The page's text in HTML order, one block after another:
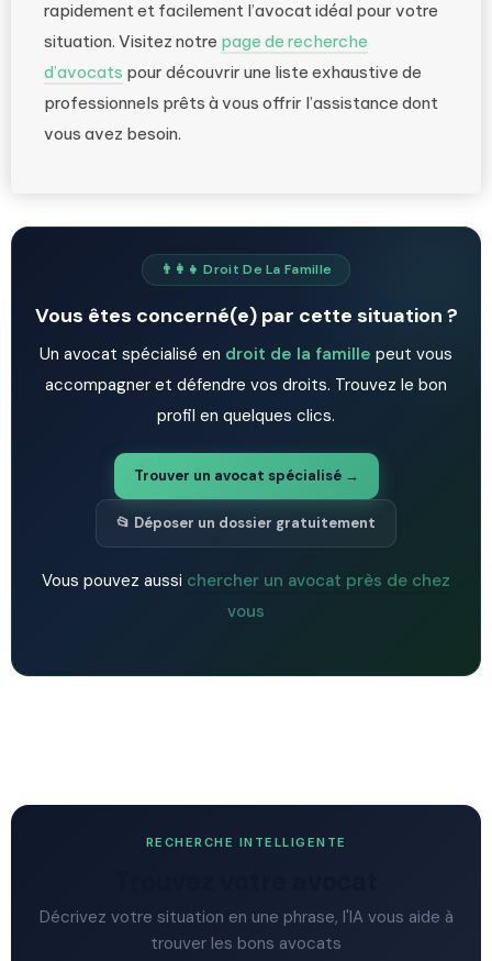
rapidement et facilement l’avocat idéal pour votre
situation. Visitez notre page de recherche
d’avocats pour découvrir une liste exhaustive de
professionnels prêts à vous offrir l’assistance dont
vous avez besoin.
👨‍👩‍👧 Droit De La Famille
Vous êtes concerné(e) par cette situation ?
Un avocat spécialisé en droit de la famille peut vous
accompagner et défendre vos droits. Trouvez le bon
profil en quelques clics.
Trouver un avocat spécialisé →
📂 Déposer un dossier gratuitement
Vous pouvez aussi chercher un avocat près de chez
vous
RECHERCHE INTELLIGENTE
Décrivez votre situation en une phrase, l'IA vous aide à
trouver les bons avocats